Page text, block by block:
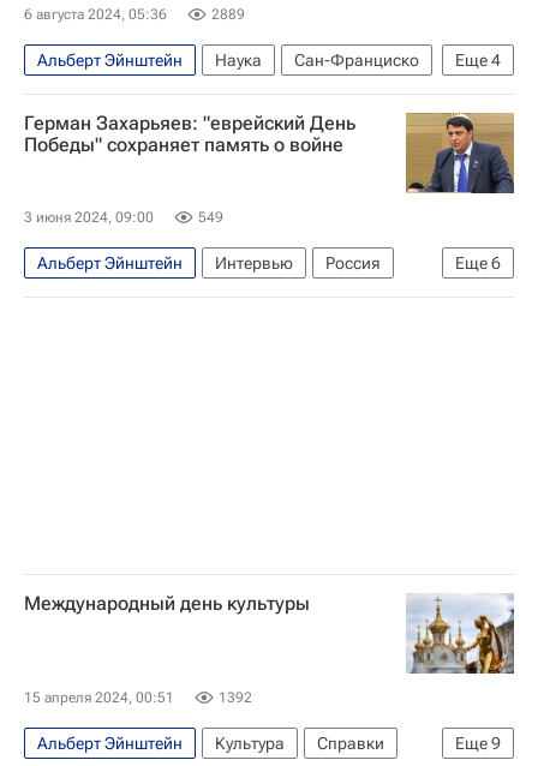
6 августа 2024, 05:36 2889
Еще4
Альберт Эйнштейн Наука
Сан-Франциско
Шанхай
Чикагский университет
В мире
США
Герман Захарьяев: "еврейский День
Победы" сохраняет память о войне
3 июня 2024, 09:00 549
Еще6
Альберт Эйнштейн Интервью
Россия
Израиль
Европа
Герман Захарьяев
Международный день культуры
15 апреля 2024, 00:51 1392
Еще9
Альберт Эйнштейн Культура
Справки